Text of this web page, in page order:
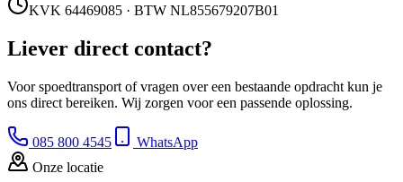
KVK 64469085 · BTW NL855679207B01
Liever direct contact?
Voor spoedtransport of vragen over een bestaande opdracht kun je
ons direct bereiken. Wij zorgen voor een passende oplossing.
085 800 4545
WhatsApp
Onze locatie